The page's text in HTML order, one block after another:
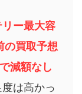
ー最大容
の買取予想
減額なし
は高かっ